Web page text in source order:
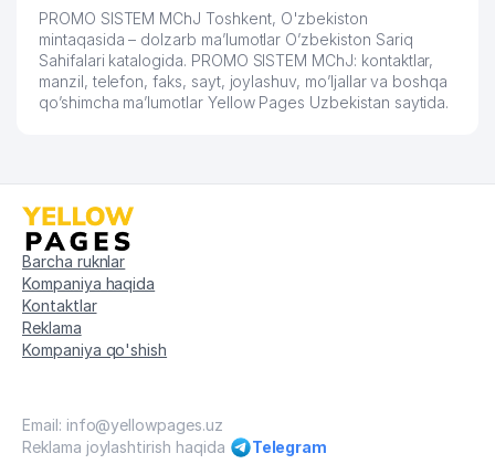
PROMO SISTEM MChJ Toshkent, O'zbekiston
mintaqasida – dolzarb ma’lumotlar O’zbekiston Sariq
Sahifalari katalogida. PROMO SISTEM MChJ: kontaktlar,
manzil, telefon, faks, sayt, joylashuv, mo’ljallar va boshqa
qo’shimcha ma’lumotlar Yellow Pages Uzbekistan saytida.
Barcha ruknlar
Kompaniya haqida
Kontaktlar
Reklama
Kompaniya qo'shish
Email: info@yellowpages.uz
Reklama joylashtirish haqida
Telegram